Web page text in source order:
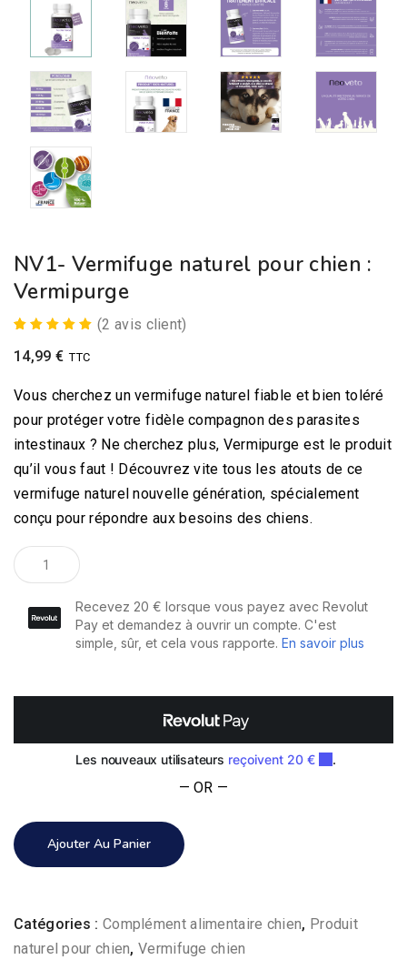
NV1- Vermifuge naturel pour chien :
Vermipurge
5.00
sur 5
sur
notations
client
(2 avis client)
14,99 € TTC
Vous cherchez un vermifuge naturel fiable et bien toléré
pour protéger votre fidèle compagnon des parasites
intestinaux ? Ne cherchez plus, Vermipurge est le produit
qu’il vous faut ! Découvrez vite tous les atouts de ce
vermifuge naturel nouvelle génération, spécialement
conçu pour répondre aux besoins des chiens.
quantité
de
NV1-
Vermifuge
Vermipurge
— OR —
Ajouter Au Panier
Catégories : Complément alimentaire chien, Produit
naturel pour chien,Vermifuge chien